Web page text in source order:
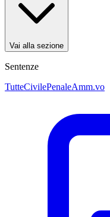
Vai alla sezione
Sentenze
TutteCivilePenaleAmm.vo